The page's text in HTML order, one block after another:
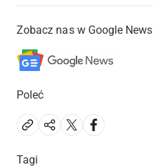
Zobacz nas w Google News
Poleć
Tagi